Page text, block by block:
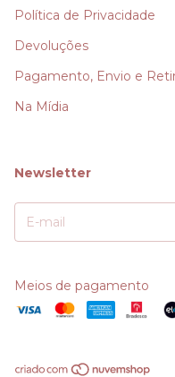
Política de Privacidade
Devoluções
Pagamento, Envio e
Na Mídia
Newsletter
Meios de pagamento